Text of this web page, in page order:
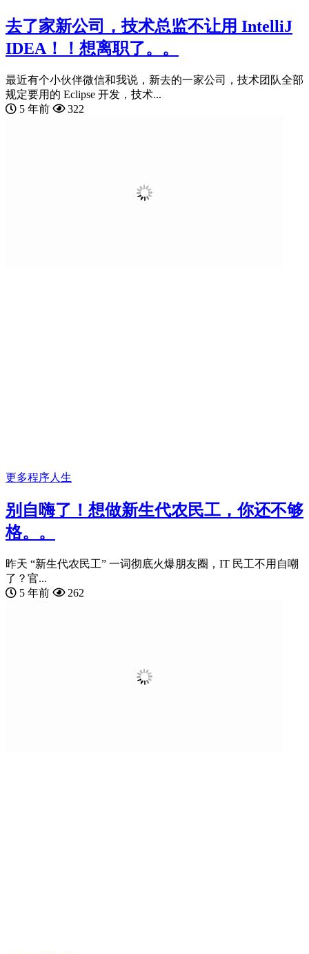
去了家新公司，技术总监不让用 IntelliJ
IDEA！！想离职了。。
最近有个小伙伴微信和我说，新去的一家公司，技术团队全部
规定要用的 Eclipse 开发，技术...
5 年前
322
更多程序人生
别自嗨了！想做新生代农民工，你还不够
格。。
昨天 “新生代农民工” 一词彻底火爆朋友圈，IT 民工不用自嘲
了？官...
5 年前
262